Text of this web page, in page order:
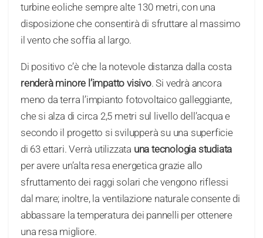
turbine eoliche sempre alte 130 metri, con una
disposizione che consentirà di sfruttare al massimo
il vento che soffia al largo.
Di positivo c’è che la notevole distanza dalla costa
renderà minore l’impatto visivo. Si vedrà ancora
meno da terra l’impianto fotovoltaico galleggiante,
che si alza di circa 2,5 metri sul livello dell’acqua e
secondo il progetto si svilupperà su una superficie
di 63 ettari. Verrà utilizzata una tecnologia studiata
per avere un’alta resa energetica grazie allo
sfruttamento dei raggi solari che vengono riflessi
dal mare; inoltre, la ventilazione naturale consente di
abbassare la temperatura dei pannelli per ottenere
una resa migliore.